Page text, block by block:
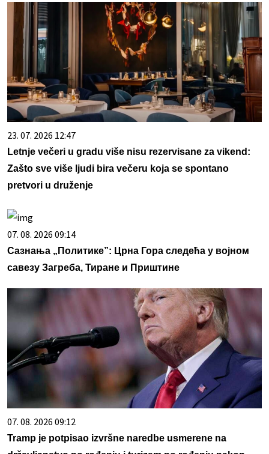
23. 07. 2026 12:47
Letnje večeri u gradu više nisu rezervisane za vikend:
Zašto sve više ljudi bira večeru koja se spontano
pretvori u druženje
07. 08. 2026 09:14
Сазнања „Политике”: Црна Гора следећа у војном
савезу Загреба, Тиране и Приштине
07. 08. 2026 09:12
Tramp je potpisao izvršne naredbe usmerene na